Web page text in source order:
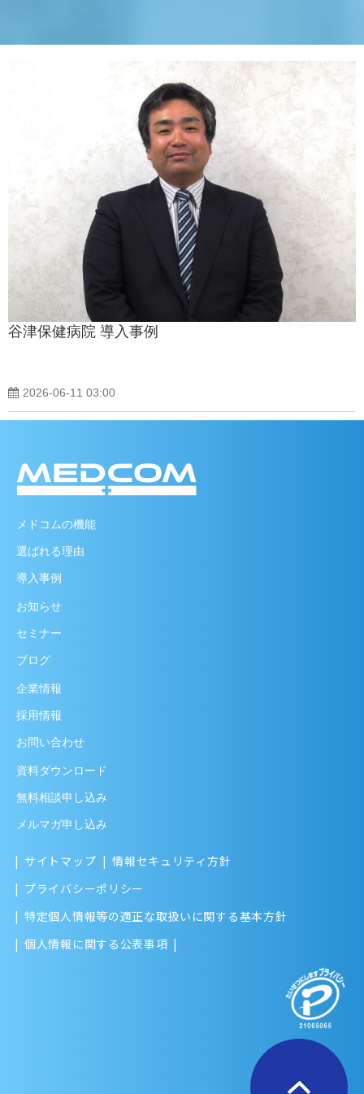
谷津保健病院 導入事例
2026-06-11 03:00
メドコムの機能
選ばれる理由
導入事例
お知らせ
セミナー
ブログ
企業情報
採用情報
お問い合わせ
資料ダウンロード
無料相談申し込み
メルマガ申し込み
サイトマップ
情報セキュリティ方針
プライバシーポリシー
特定個人情報等の適正な取扱いに関する基本方針
個人情報に関する公表事項